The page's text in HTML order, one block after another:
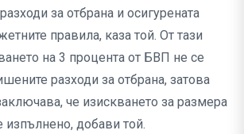
за отбрана и осигурената
правила, каза той. От тази
на 3 процента от БВП не се
разходи за отбрана, затова
че изискването за размера
изпълнено, добави той.